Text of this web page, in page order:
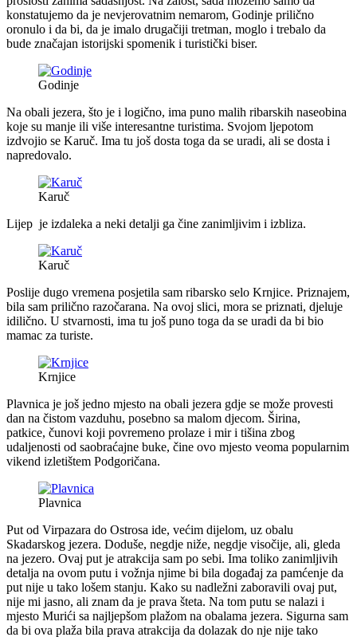
konstatujemo da je nevjerovatnim nemarom, Godinje prilično
oronulo i da bi, da je imalo drugačiji tretman, moglo i trebalo da
bude značajan istorijski spomenik i turistički biser.
Godinje
Na obali jezera, što je i logično, ima puno malih ribarskih naseobina
koje su manje ili više interesantne turistima. Svojom ljepotom
izdvojio se Karuč. Ima tu još dosta toga da se uradi, ali se dosta i
napredovalo.
Karuč
Lijep je izdaleka a neki detalji ga čine zanimljivim i izbliza.
Karuč
Poslije dugo vremena posjetila sam ribarsko selo Krnjice. Priznajem,
bila sam prilično razočarana. Na ovoj slici, mora se priznati, djeluje
idilično. U stvarnosti, ima tu još puno toga da se uradi da bi bio
mamac za turiste.
Krnjice
Plavnica je još jedno mjesto na obali jezera gdje se može provesti
dan na čistom vazduhu, posebno sa malom djecom. Širina,
patkice, čunovi koji povremeno prolaze i mir i tišina zbog
udaljenosti od saobraćajne buke, čine ovo mjesto veoma popularnim
vikend izletištem Podgoričana.
Plavnica
Put od Virpazara do Ostrosa ide, većim dijelom, uz obalu
Skadarskog jezera. Doduše, negdje niže, negdje visočije, ali, gleda
na jezero. Ovaj put je atrakcija sam po sebi. Ima toliko zanimljivih
detalja na ovom putu i vožnja njime bi bila događaj za pamćenje da
put nije u tako lošem stanju. Kako su nadležni zaboravili ovaj put,
nije mi jasno, ali znam da je prava šteta. Na tom putu se nalazi i
mjesto Murići sa najljepšom plažom na obalama jezera. Sigurna sam
da bi ova plaža bila prava atrakcija da dolazak do nje nije tako